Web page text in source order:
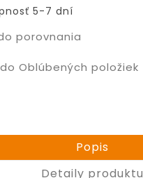
5-7 dní
porovnania
Oblúbených položiek
Popis
Detaily produktu